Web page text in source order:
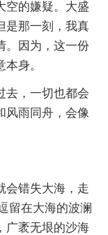
空的嫌疑。大盛
是那一刻，我真
。因为，这一份
身。
去，一切也都会
风雨同舟，会像
会错失大海，走
留在大海的波澜
广袤无垠的沙海